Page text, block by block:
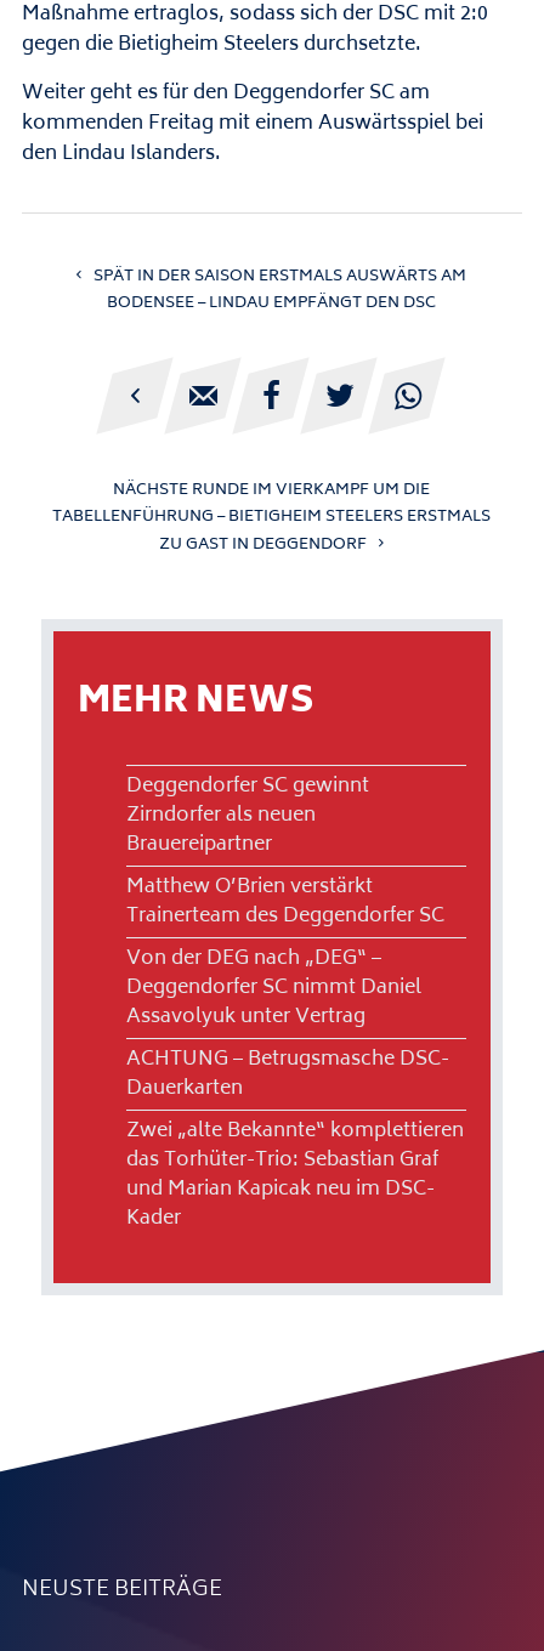
Maßnahme ertraglos, sodass sich der DSC mit 2:0
gegen die Bietigheim Steelers durchsetzte.
Weiter geht es für den Deggendorfer SC am
kommenden Freitag mit einem Auswärtsspiel bei
den Lindau Islanders.
SPÄT IN DER SAISON ERSTMALS AUSWÄRTS AM
BODENSEE – LINDAU EMPFÄNGT DEN DSC
    
NÄCHSTE RUNDE IM VIERKAMPF UM DIE
TABELLENFÜHRUNG – BIETIGHEIM STEELERS ERSTMALS
ZU GAST IN DEGGENDORF
MEHR NEWS
Deggendorfer SC gewinnt
Zirndorfer als neuen
Brauereipartner
Matthew O’Brien verstärkt
Trainerteam des Deggendorfer SC
Von der DEG nach „DEG“ –
Deggendorfer SC nimmt Daniel
Assavolyuk unter Vertrag
ACHTUNG – Betrugsmasche DSC-
Dauerkarten
Zwei „alte Bekannte“ komplettieren
das Torhüter-Trio: Sebastian Graf
und Marian Kapicak neu im DSC-
Kader
NEUSTE BEITRÄGE